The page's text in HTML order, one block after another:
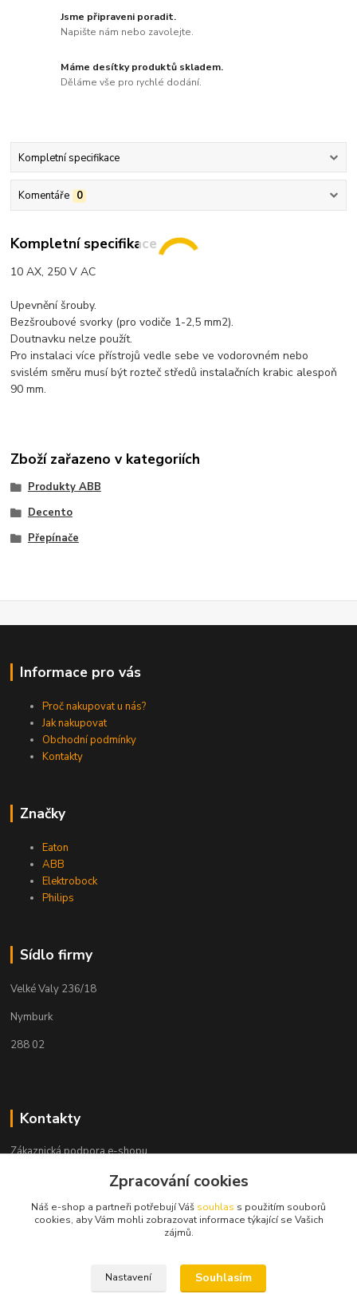
Jsme připraveni poradit.
Napište nám nebo zavolejte.
Máme desítky produktů skladem.
Děláme vše pro rychlé dodání.
Kompletní specifikace
Komentáře 0
Kompletní specifikace
10 AX, 250 V AC
Upevnění šrouby.
Bezšroubové svorky (pro vodiče 1-2,5 mm2).
Doutnavku nelze použít.
Pro instalaci více přístrojů vedle sebe ve vodorovném nebo
svislém směru musí být rozteč středů instalačních krabic alespoň
90 mm.
Zboží zařazeno v kategoriích
Produkty ABB
Decento
Přepínače
Informace pro vás
Proč nakupovat u nás?
Jak nakupovat
Obchodní podmínky
Kontakty
Značky
Eaton
ABB
Elektrobock
Philips
Sídlo firmy
Velké Valy 236/18
Nymburk
288 02
Kontakty
Zákaznická podpora e-shopu
info@elektronymburk.cz
Zpracování cookies
Náš e-shop a partneři potřebují Váš souhlas s použitím souborů
cookies, aby Vám mohli zobrazovat informace týkající se Vašich
zájmů.
Nastavení Souhlasím